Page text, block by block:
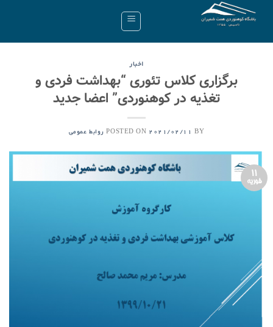
اخبار
برگزاری کلاس تئوری “بهداشت فردی و
تغذیه در کوهنوردی” اعضا جدید
POSTED ON 2021/02/11 BY روابط عمومی
11
فوریه